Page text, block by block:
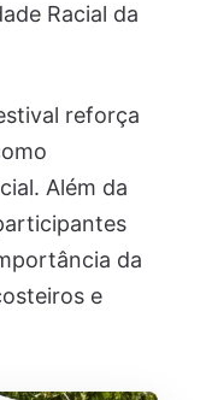
Racial da
reforça
Além da
da
e